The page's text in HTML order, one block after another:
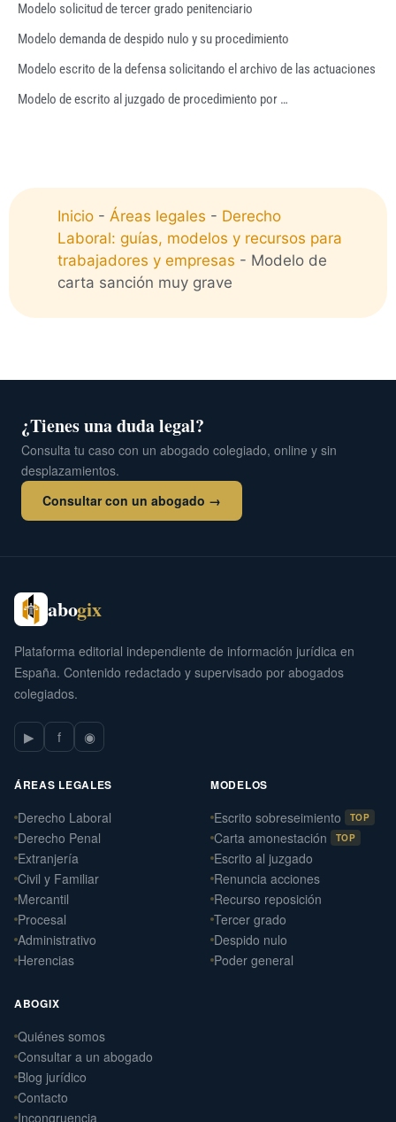
Modelo solicitud de tercer grado penitenciario
Modelo demanda de despido nulo y su procedimiento
Modelo escrito de la defensa solicitando el archivo de las actuaciones
Modelo de escrito al juzgado de procedimiento por …
Inicio - Áreas legales - Derecho
Laboral: guías, modelos y recursos para
trabajadores y empresas - Modelo de
carta sanción muy grave
¿Tienes una duda legal?
Consulta tu caso con un abogado colegiado, online y sin
desplazamientos.
Consultar con un abogado →
abogix
Plataforma editorial independiente de información jurídica en
España. Contenido redactado y supervisado por abogados
colegiados.
▶ f ◉
ÁREAS LEGALES
Derecho Laboral
Derecho Penal
Extranjería
Civil y Familiar
Mercantil
Procesal
Administrativo
Herencias
MODELOS
Escrito sobreseimiento TOP
Carta amonestación TOP
Escrito al juzgado
Renuncia acciones
Recurso reposición
Tercer grado
Despido nulo
Poder general
ABOGIX
Quiénes somos
Consultar a un abogado
Blog jurídico
Contacto
Incongruencia
Daniel Ramos Illanes
Derecho Laboral
📍 Sevilla
Laterna Abogados